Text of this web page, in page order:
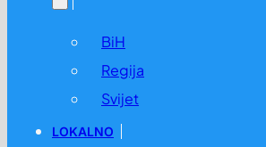
BiH
Regija
Svijet
LOKALNO